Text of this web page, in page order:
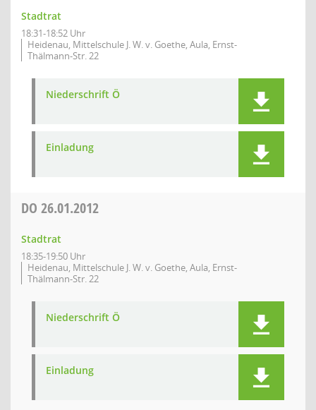
Stadtrat
18:31-18:52 Uhr
Heidenau, Mittelschule J. W. v. Goethe, Aula, Ernst-
Thälmann-Str. 22
Niederschrift Ö
Einladung
DO 26.01.2012
Stadtrat
18:35-19:50 Uhr
Heidenau, Mittelschule J. W. v. Goethe, Aula, Ernst-
Thälmann-Str. 22
Niederschrift Ö
Einladung